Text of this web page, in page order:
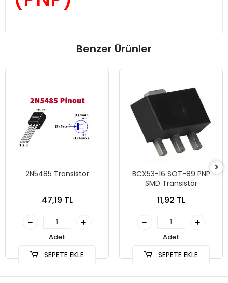
Benzer Ürünler
2N5485 Transistör
47,19 TL
Adet
SEPETE EKLE
BCX53-16 SOT-89 PNP
SMD Transistör
11,92 TL
Adet
SEPETE EKLE